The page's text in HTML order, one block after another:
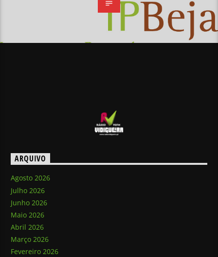
ARQUIVO
Agosto 2026
Julho 2026
Junho 2026
Maio 2026
Abril 2026
Março 2026
Fevereiro 2026